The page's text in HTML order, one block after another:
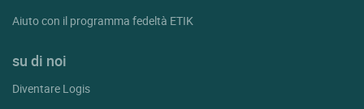
Aiuto con il programma fedeltà ETIK
su di noi
Diventare Logis